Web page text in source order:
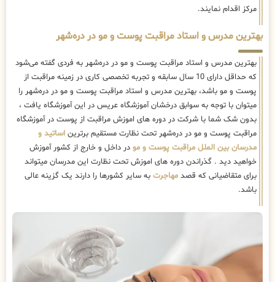
مرکز اقدام نمایند.
بهترین مدرس و استاد مراقبت پوست و مو در دره‌شهر
بهترین مدرس و استاد مراقبت پوست و مو در دره‌شهر به فردی گفته می‌شود
که حداقل دارای 10 سال سابقه و تجربه تخصصی کاری در زمینه مراقبت از
پوست و مو باشد، بهترین مدرس و استاد مراقبت پوست و مو در دره‌شهر را
میتوان با توجه به سوابق درخشان آموزشگاه عریس در این آموزشگاه یافت ،
بدون شک شما با شرکت در دوره های اموزش مراقبت از پوست در آموزشگاه
مراقبت پوست و مو در دره‌شهر تحت نظارت مستقیم برترین اساتید و
مدرسان بین الملل مراقبت پوست و مو در داخل و خارج از کشور آموزش
خواهید دید . گذراندن دوره های اموزش تحت نظارت این مدرسان میتواند
برای متقاضیانی که قصد مهاجرت به سایر کشورها را دارند یک گزینه عالی
باشد.